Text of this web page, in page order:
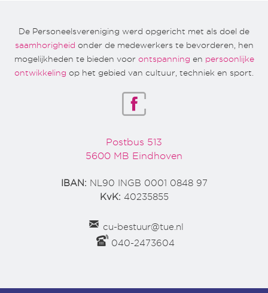
De Personeelsvereniging werd opgericht met als doel de
saamhorigheid onder de medewerkers te bevorderen, hen
mogelijkheden te bieden voor ontspanning en persoonlijke
ontwikkeling op het gebied van cultuur, techniek en sport.
Postbus 513
5600 MB Eindhoven
IBAN: NL90 INGB 0001 0848 97
KvK: 40235855
cu-bestuur@tue.nl
040-2473604